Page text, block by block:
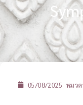
05/08/2025 หมว